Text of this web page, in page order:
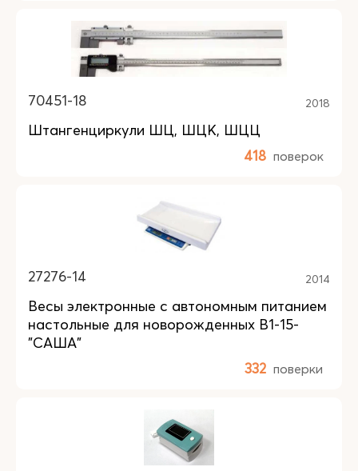
70451-18 2018
Штангенциркули ШЦ, ШЦК, ШЦЦ
418 поверок
27276-14 2014
Весы электронные с автономным питанием
настольные для новорожденных В1-15-
"САША"
332 поверки